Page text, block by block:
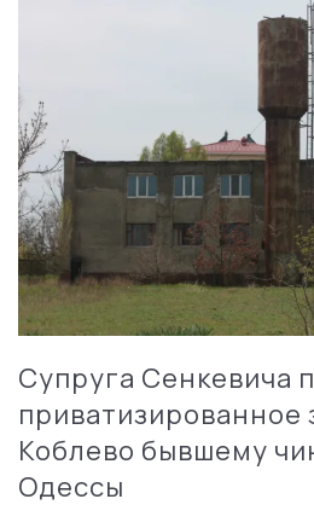
Супруга Сенкевича
приватизированное
Коблево бывшему
Одессы